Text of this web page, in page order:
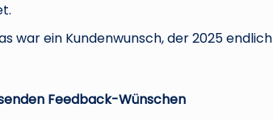
war ein Kundenwunsch, der 2025 endlich
Feedback-Wünschen